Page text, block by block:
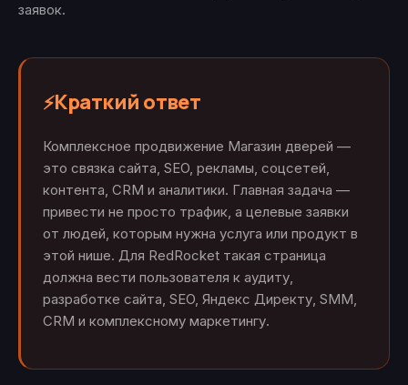
заявок.
⚡Краткий ответ
Комплексное продвижение Магазин дверей —
это связка сайта, SEO, рекламы, соцсетей,
контента, CRM и аналитики. Главная задача —
привести не просто трафик, а целевые заявки
от людей, которым нужна услуга или продукт в
этой нише. Для RedRocket такая страница
должна вести пользователя к аудиту,
разработке сайта, SEO, Яндекс Директу, SMM,
CRM и комплексному маркетингу.